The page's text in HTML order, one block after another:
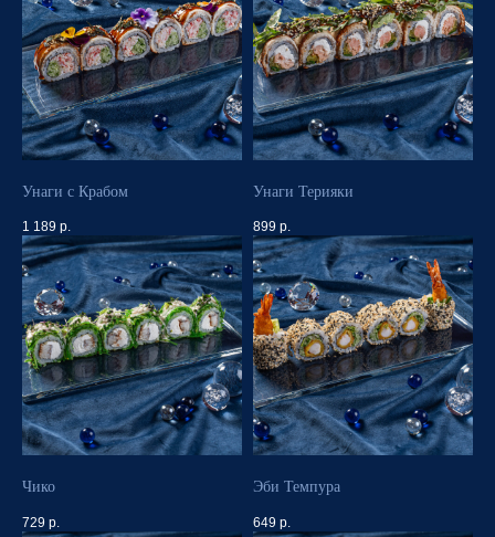
Унаги с Крабом
1 189 р.
Унаги Терияки
899 р.
Чико
729 р.
Эби Темпура
649 р.